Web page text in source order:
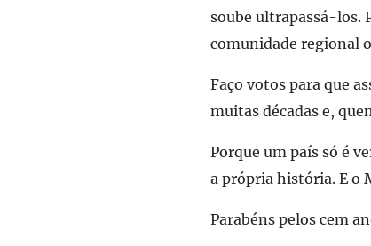
soube ultrapassá-los.
comunidade regional
Faço votos para que
muitas décadas e,
Porque um país só é
a própria história. E o
Parabéns pelos cem